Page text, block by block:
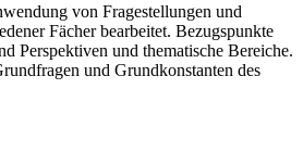
von Fragestellungen und
Fächer bearbeitet. Bezugspunkte
Perspektiven und thematische Bereiche.
und Grundkonstanten des